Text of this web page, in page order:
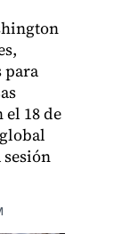
para
18 de
sesión